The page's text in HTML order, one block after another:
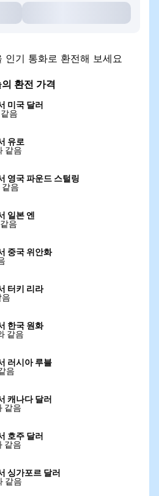
통화로 환전해 보세요
환전 가격
미국 달러
음
유로
같음
국 파운드 스털링
같음
일본 엔
음
중국 위안화
터키 리라
음
한국 원화
같음
러시아 루블
음
캐나다 달러
같음
호주 달러
같음
싱가포르 달러
같음